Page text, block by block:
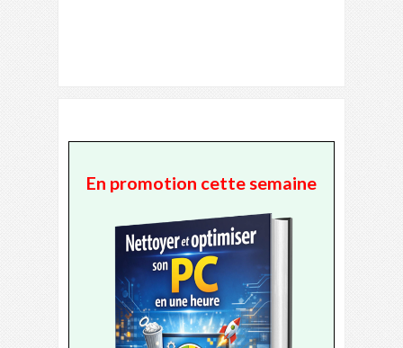
En promotion cette semaine